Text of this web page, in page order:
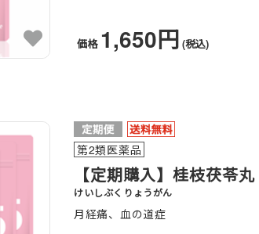
価格 1,650円 (税込)
第2類医薬品
【定期購入】桂枝茯苓
けいしぶくりょうがん
月経痛、血の道症